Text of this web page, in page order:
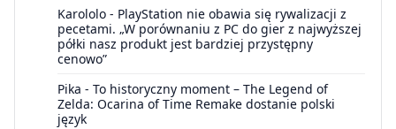
Karololo - PlayStation nie obawia się rywalizacji z
pecetami. „W porównaniu z PC do gier z najwyższej
półki nasz produkt jest bardziej przystępny
cenowo”
Pika - To historyczny moment – The Legend of
Zelda: Ocarina of Time Remake dostanie polski
język